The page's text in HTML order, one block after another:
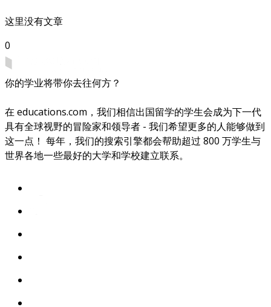
这里没有文章
0
你的学业将带你去往何方？
在 educations.com，我们相信出国留学的学生会成为下一代
具有全球视野的冒险家和领导者 - 我们希望更多的人能够做到
这一点！ 每年，我们的搜索引擎都会帮助超过 800 万学生与
世界各地一些最好的大学和学校建立联系。